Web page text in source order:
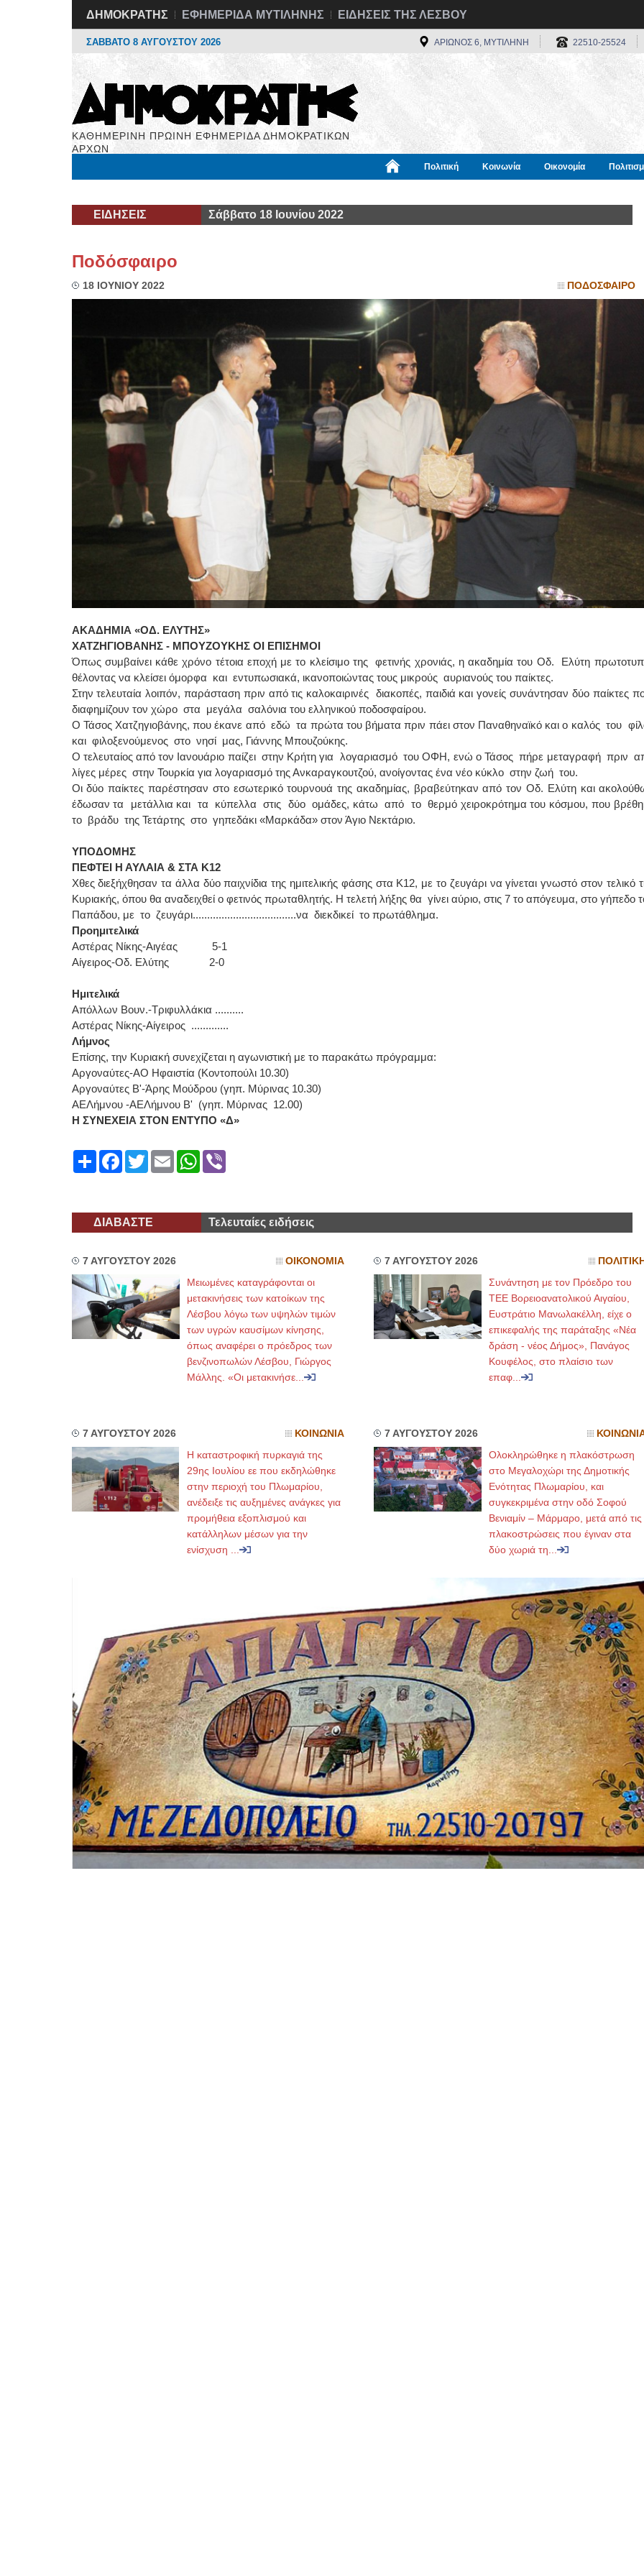
ΔΗΜΟΚΡΑΤΗΣ ΕΦΗΜΕΡΙΔΑ ΜΥΤΙΛΗΝΗΣ ΕΙΔΗΣΕΙΣ ΤΗΣ ΛΕΣΒΟΥ
ΣΑΒΒΑΤΟ 8 ΑΥΓΟΥΣΤΟΥ 2026 ΑΡΙΩΝΟΣ 6, ΜΥΤΙΛΗΝΗ 22510-25524
ΚΑΘΗΜΕΡΙΝΗ ΠΡΩΙΝΗ ΕΦΗΜΕΡΙΔΑ ΔΗΜΟΚΡΑΤΙΚΩΝ
ΑΡΧΩΝ
Πολιτική Κοινωνία Οικονομία
ΕΙΔΗΣΕΙΣ Σάββατο 18 Ιουνίου 2022
Ποδόσφαιρο
18 ΙΟΥΝΙΟΥ 2022 ΠΟΔΟΣΦΑΙΡΟ
ΑΚΑΔΗΜΙΑ «ΟΔ. ΕΛΥΤΗΣ»
ΧΑΤΖΗΓΙΟΒΑΝΗΣ - ΜΠΟΥΖΟΥΚΗΣ ΟΙ ΕΠΙΣΗΜΟΙ
Όπως συμβαίνει κάθε χρόνο τέτοια εποχή με το κλείσιμο της φετινής χρονιάς, η ακαδημία του Οδ. Ελύτη
θέλοντας να κλείσει όμορφα και εντυπωσιακά, ικανοποιώντας τους μικρούς αυριανούς του παίκτες.
Στην τελευταία λοιπόν, παράσταση πριν από τις καλοκαιρινές διακοπές, παιδιά και γονείς συνάντησαν δύο παίκτες
διαφημίζουν τον χώρο στα μεγάλα σαλόνια του ελληνικού ποδοσφαίρου.
Ο Τάσος Χατζηγιοβάνης, που έκανε από εδώ τα πρώτα του βήματα πριν πάει στον Παναθηναϊκό και ο καλός του
και φιλοξενούμενος στο νησί μας, Γιάννης Μπουζούκης.
Ο τελευταίος από τον Ιανουάριο παίζει στην Κρήτη για λογαριασμό του ΟΦΗ, ενώ ο Τάσος πήρε μεταγραφή πριν
λίγες μέρες στην Τουρκία για λογαριασμό της Ανκαραγκουτζού, ανοίγοντας ένα νέο κύκλο στην ζωή του.
Οι δύο παίκτες παρέστησαν στο εσωτερικό τουρνουά της ακαδημίας, βραβεύτηκαν από τον Οδ. Ελύτη και
έδωσαν τα μετάλλια και τα κύπελλα στις δύο ομάδες, κάτω από το θερμό χειροκρότημα του κόσμου, που
το βράδυ της Τετάρτης στο γηπεδάκι «Μαρκάδα» στον Άγιο Νεκτάριο.
ΥΠΟΔΟΜΗΣ
ΠΕΦΤΕΙ Η ΑΥΛΑΙΑ & ΣΤΑ Κ12
Χθες διεξήχθησαν τα άλλα δύο παιχνίδια της ημιτελικής φάσης στα Κ12, με το ζευγάρι να γίνεται γνωστό στον τελικό
Κυριακής, όπου θα αναδειχθεί ο φετινός πρωταθλητής. Η τελετή λήξης θα γίνει αύριο, στις 7 το απόγευμα, στο γήπεδο
Παπάδου, με το ζευγάρι....................................να διεκδικεί το πρωτάθλημα.
Προημιτελικά
Αστέρας Νίκης-Αιγέας 5-1
Αίγειρος-Οδ. Ελύτης 2-0
Ημιτελικά
Απόλλων Βουν.-Τριφυλλάκια ..........
Αστέρας Νίκης-Αίγειρος .............
Λήμνος
Επίσης, την Κυριακή συνεχίζεται η αγωνιστική με το παρακάτω πρόγραμμα:
Αργοναύτες-ΑΟ Ηφαιστία (Κοντοπούλι 10.30)
Αργοναύτες Β'-Άρης Μούδρου (γηπ. Μύρινας 10.30)
ΑΕΛήμνου -ΑΕΛήμνου Β' (γηπ. Μύρινας 12.00)
Η ΣΥΝΕΧΕΙΑ ΣΤΟΝ ΕΝΤΥΠΟ «Δ»
ShareFacebook
TwitterEmailWhatsApp
Viber
ΔΙΑΒΑΣΤΕ Τελευταίες ειδήσεις
7 ΑΥΓΟΥΣΤΟΥ 2026 ΟΙΚΟΝΟΜΙΑ
Μειωμένες καταγράφονται οι
μετακινήσεις των κατοίκων της
Λέσβου λόγω των υψηλών τιμών
των υγρών καυσίμων κίνησης,
όπως αναφέρει ο πρόεδρος των
βενζινοπωλών Λέσβου, Γιώργος
Μάλλης. «Οι μετακινήσε...
7 ΑΥΓΟΥΣΤΟΥ 2026 ΠΟΛΙΤΙΚΗ
Συνάντηση με τον Πρόεδρο του
ΤΕΕ Βορειοανατολικού Αιγαίου,
Ευστράτιο Μανωλακέλλη, είχε ο
επικεφαλής της παράταξης «Νέα
δράση - νέος Δήμος», Πανάγος
Κουφέλος, στο πλαίσιο των
επαφ...
7 ΑΥΓΟΥΣΤΟΥ 2026 ΚΟΙΝΩΝΙΑ
Η καταστροφική πυρκαγιά της
29ης Ιουλίου εε που εκδηλώθηκε
στην περιοχή του Πλωμαρίου,
ανέδειξε τις αυξημένες ανάγκες για
προμήθεια εξοπλισμού και
κατάλληλων μέσων για την
ενίσχυση ...
7 ΑΥΓΟΥΣΤΟΥ 2026
Ολοκληρώθηκε η πλακόστρωση
στο Μεγαλοχώρι της Δημοτικής
Ενότητας Πλωμαρίου, και
συγκεκριμένα στην οδό Σοφού
Βενιαμίν – Μάρμαρο, μετά από τις
πλακοστρώσεις που έγιναν στα
δύο χωριά τη...
ΙΩΑΝΝΗΣ Α. ΜΑΛΛΙΑΣ
ΧΕΙΡΟΥΡΓΟΣ
Διδάκτωρ Ιατρικής Σχολής
Πανεπιστημίου Αθηνών
Καβέτσου 10, Μυτιλήνη, τηλ:
2251038065
Χειρουργός Ωτορινολαρυγγολόγος
2102467085 & 6938502258
email- elenboumpa@gmail.com